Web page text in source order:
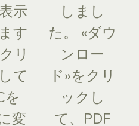
示
す
リ
て
を
変
しまし
た。 «ダウ
ンロー
ド»をクリ
ックし
て、PDF